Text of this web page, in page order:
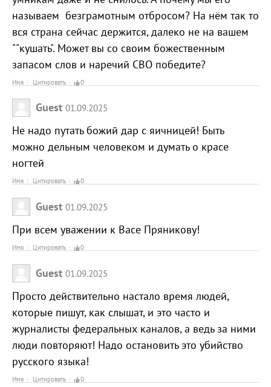
называем безграмотным отбросом? На нём так то
вся страна сейчас держится, далеко не на вашем
""кушать". Может вы со своим божественным
запасом слов и наречий СВО победите?
Имя Цитировать 0
Guest 01.09.2025
Не надо путать божий дар с яичницей! Быть
можно дельным человеком и думать о красе
ногтей
Имя Цитировать 0
Guest 01.09.2025
При всем уважении к Васе Пряникову!
Имя Цитировать 0
Guest 01.09.2025
Просто действительно настало время людей,
которые пишут, как слышат, и это часто и
журналисты федеральных каналов, а ведь за ними
люди повторяют! Надо остановить это убийство
русского языка!
Имя Цитировать 0